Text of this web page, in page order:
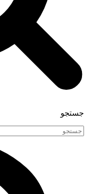
جستجو